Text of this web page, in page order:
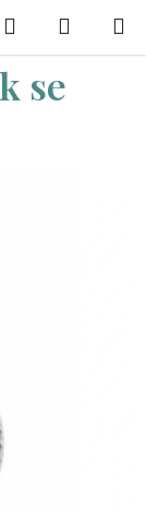
Hledat
se